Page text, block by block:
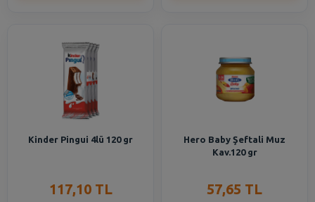
Kinder Pingui 4lü 120 gr
117,10 TL
Hero Baby Şeftali Muz
Kav.120 gr
57,65 TL